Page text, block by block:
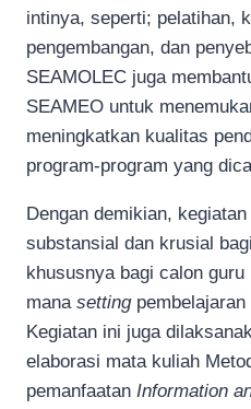
intinya, seperti; pelatihan,
pengembangan, dan
SEAMOLEC juga
SEAMEO untuk
meningkatkan kualitas
program-program yang
Dengan demikian,
substansial dan krusial
khususnya bagi calon
mana setting
Kegiatan ini juga
elaborasi mata kuliah
pemanfaatan Information